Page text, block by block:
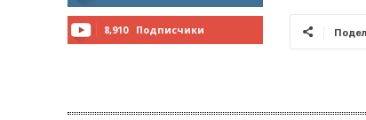
8,910 Подписчики